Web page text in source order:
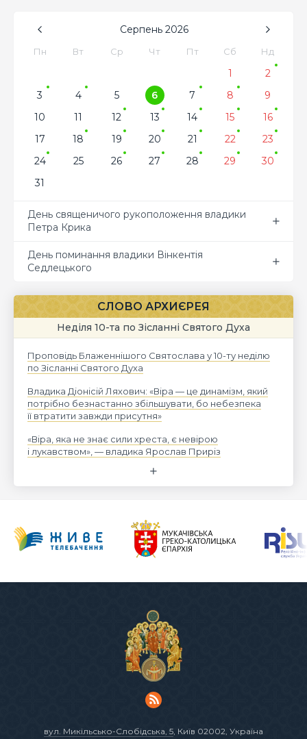
Серпень 2026
Пн Вт Ср Чт Пт Сб Нд
1
2
3
4 5 6 7 8
9
10
11 12 13 14 15
16
17
18 19 20 21 22
23
24
25 26 27 28 29
30
31
День священичого рукоположення владики
Петра Крика
День поминання владики Вінкентія
Седлецького
СЛОВО АРХИЄРЕЯ
Неділя 10-та по Зісланні Святого Духа
Проповідь Блаженнішого Святослава у 10-ту неділю
по Зісланні Святого Духа
Владика Діонісій Ляхович: «Віра — це динамізм, який
потрібно безнастанно збільшувати, бо небезпека
її втратити завжди присутня»
«Віра, яка не знає сили хреста, є невірою
і лукавством», — владика Ярослав Приріз
вул. Микільсько-Слобідська, 5, Київ 02002, Україна